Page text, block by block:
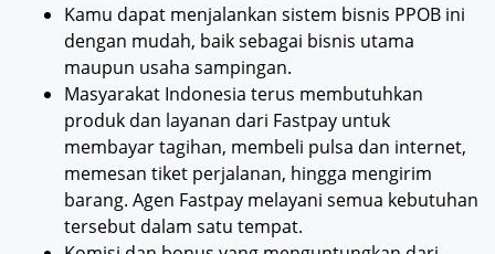
Kamu dapat menjalankan sistem bisnis PPOB ini
dengan mudah, baik sebagai bisnis utama
maupun usaha sampingan.
Masyarakat Indonesia terus membutuhkan
produk dan layanan dari Fastpay untuk
membayar tagihan, membeli pulsa dan internet,
memesan tiket perjalanan, hingga mengirim
barang. Agen Fastpay melayani semua kebutuhan
tersebut dalam satu tempat.